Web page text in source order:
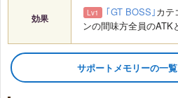
効果 Lv1 ｢GT BOSS｣カテ
ンの間味方全員のATK
サポートメモリーの一